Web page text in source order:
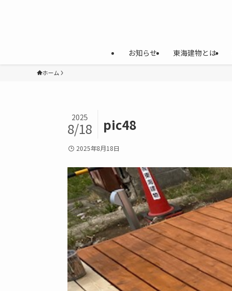
お知らせ 東海建物とは
ホーム
pic48
2025
8/18
2025年8月18日